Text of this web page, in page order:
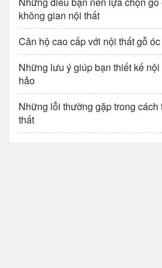
không gian nội thất
Căn hộ cao cấp với nội thất gỗ
Những lưu ý giúp bạn thiết kế nội
hảo
Những lỗi thường gặp trong cách
thất